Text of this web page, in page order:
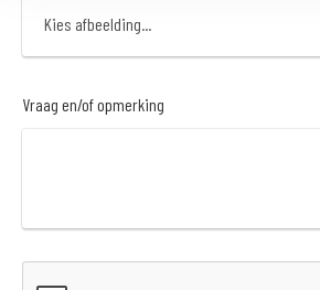
Kies afbeelding...
Vraag en/of opmerking